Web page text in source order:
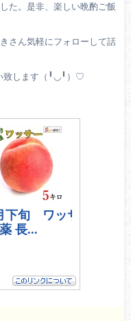
た。是非、楽しい晩酌ご飯
さん気軽にフォローして話
致します（╹◡╹）♡